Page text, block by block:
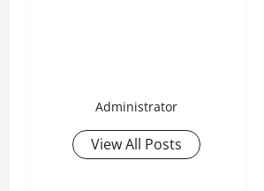
Administrator
View All Posts